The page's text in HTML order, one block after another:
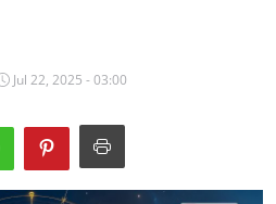
Jul 22, 2025 - 03:00